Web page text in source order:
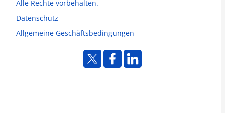
Alle Rechte vorbehalten.
Datenschutz
Allgemeine Geschäftsbedingungen